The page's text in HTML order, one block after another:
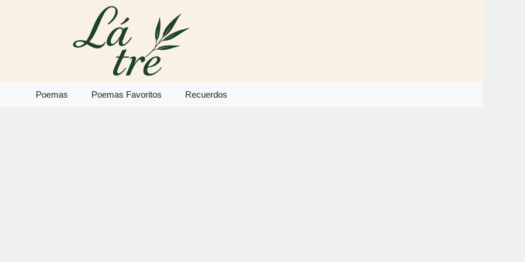
Poemas Poemas Favoritos Recuerdos